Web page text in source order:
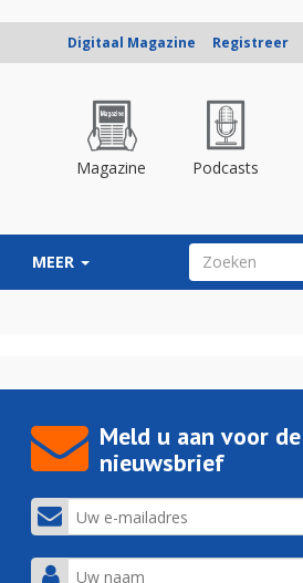
Digitaal Magazine Registreer
Magazine Podcasts
MEER ZOEKVELD
Meld u aan voor de
nieuwsbrief